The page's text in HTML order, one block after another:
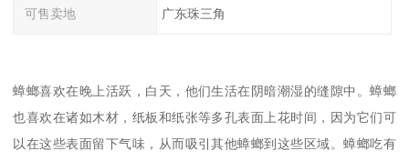
可售卖地 广东珠三角
蟑螂喜欢在晚上活跃，白天，他们生活在阴暗潮湿的缝隙中。蟑螂
也喜欢在诸如木材，纸板和纸张等多孔表面上花时间，因为它们可
以在这些表面留下气味，从而吸引其他蟑螂到这些区域。蟑螂吃有